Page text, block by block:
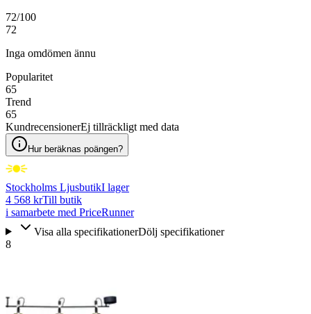
72/100
72
Inga omdömen ännu
Popularitet
65
Trend
65
KundrecensionerEj tillräckligt med data
Hur beräknas poängen?
Stockholms LjusbutikI lager
4 568 krTill butik
i samarbete med PriceRunner
Visa alla specifikationerDölj specifikationer
8